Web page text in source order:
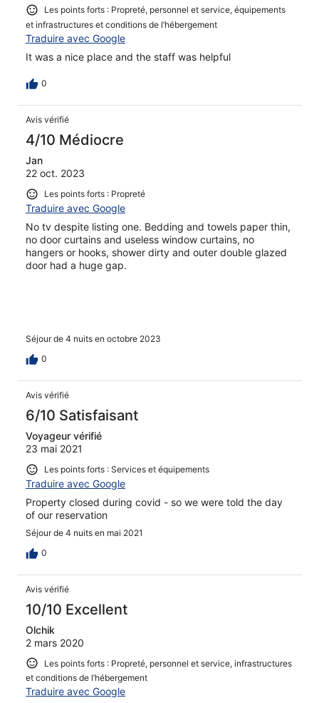
Les points forts : Propreté, personnel et service, équipements
et infrastructures et conditions de l’hébergement
Traduire avec Google
It was a nice place and the staff was helpful
0
Avis vérifié
4/10 Médiocre
Jan
22 oct. 2023
Les points forts : Propreté
Traduire avec Google
No tv despite listing one. Bedding and towels paper thin,
no door curtains and useless window curtains, no
hangers or hooks, shower dirty and outer double glazed
door had a huge gap.
Séjour de 4 nuits en octobre 2023
0
Avis vérifié
6/10 Satisfaisant
Voyageur vérifié
23 mai 2021
Les points forts : Services et équipements
Traduire avec Google
Property closed during covid - so we were told the day
of our reservation
Séjour de 4 nuits en mai 2021
0
Avis vérifié
10/10 Excellent
Olchik
2 mars 2020
Les points forts : Propreté, personnel et service, infrastructures
et conditions de l’hébergement
Traduire avec Google